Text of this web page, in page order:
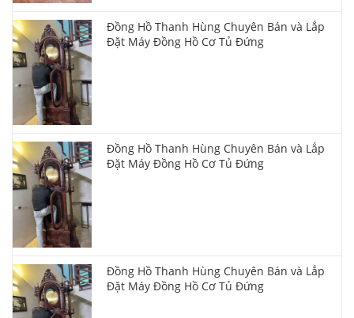
Đồng Hồ Thanh Hùng Chuyên Bán và Lắp
Đặt Máy Đồng Hồ Cơ Tủ Đứng
Đồng Hồ Thanh Hùng Chuyên Bán và Lắp
Đặt Máy Đồng Hồ Cơ Tủ Đứng
Đồng Hồ Thanh Hùng Chuyên Bán và Lắp
Đặt Máy Đồng Hồ Cơ Tủ Đứng